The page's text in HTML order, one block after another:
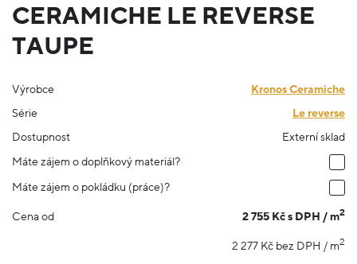
CERAMICHE LE REVERSE
TAUPE
Výrobce
Kronos Ceramiche
Série
Le reverse
Dostupnost
Externí sklad
Máte zájem o doplňkový materiál?
Máte zájem o pokládku (práce)?
Cena od
2 755 Kč s DPH / m2
2 277 Kč bez DPH / m2